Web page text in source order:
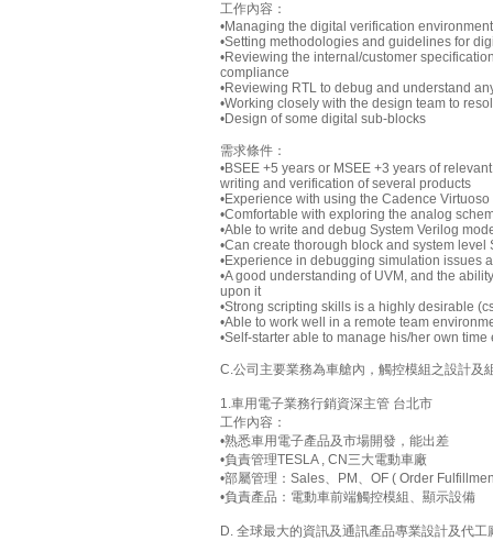
工作內容：
•Managing the digital verification
•Setting methodologies and guidelines for
•Reviewing the internal/customer
compliance
•Reviewing RTL to debug and understand
•Working closely with the design team to
•Design of some digital sub-blocks
需求條件：
•BSEE +5 years or MSEE +3 years of
writing and verification of several products
•Experience with using the Cadence
•Comfortable with exploring the analog
•Able to write and debug System Verilog
•Can create thorough block and system level
•Experience in debugging simulation issues
•A good understanding of UVM, and the
upon it
•Strong scripting skills is a highly desirable
•Able to work well in a remote team
•Self-starter able to manage his/her own time
C.公司主要業務為車艙內，觸控模組之設計及
1.車用電子業務行銷資深主管 台北市
工作內容：
•熟悉車用電子產品及市場開發，能出差
•負責管理TESLA , CN三大電動車廠
•部屬管理：Sales、PM、OF ( Order
•負責產品：電動車前端觸控模組、顯示設備
D. 全球最大的資訊及通訊產品專業設計及代